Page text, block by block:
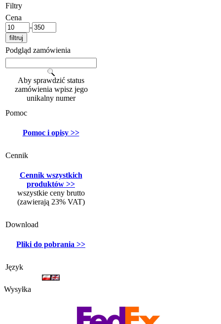
Filtry
Cena
-
Podgląd zamówienia
Aby sprawdzić status
zamówienia wpisz jego
unikalny numer
Pomoc
Pomoc i opisy >>
Cennik
Cennik wszystkich
produktów >>
wszystkie ceny brutto
(zawierają 23% VAT)
Download
Pliki do pobrania >>
Język
Wysyłka